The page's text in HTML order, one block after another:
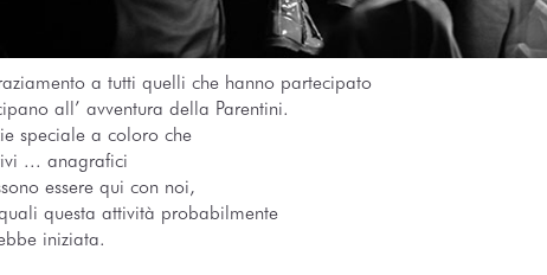
a tutti quelli che hanno partecipato
all’ avventura della Parentini.
speciale a coloro che
... anagrafici
essere qui con noi,
questa attività probabilmente
iniziata.